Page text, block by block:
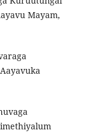
Mayam,